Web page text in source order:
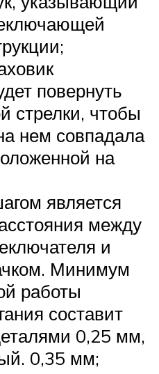
повернуть
стрелки, чтобы
нем совпадала
на
является
между
и
Минимум
работы
составит
0,25 мм,
0,35 мм;